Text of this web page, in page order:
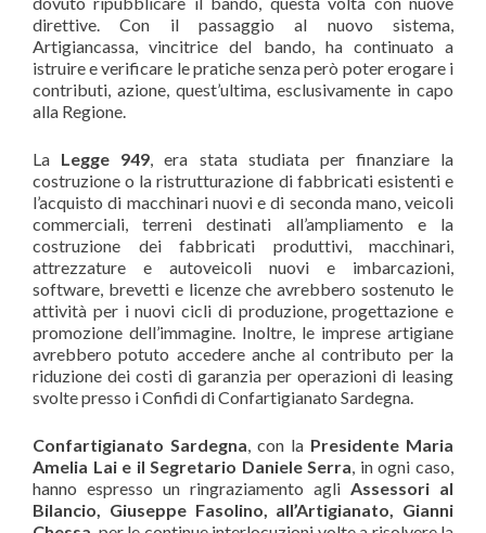
direttive. Con il passaggio al nuovo sistema,
Artigiancassa, vincitrice del bando, ha continuato a
istruire e verificare le pratiche senza però poter erogare i
contributi, azione, quest’ultima, esclusivamente in capo
alla Regione.
La Legge 949, era stata studiata per finanziare la
costruzione o la ristrutturazione di fabbricati esistenti e
l’acquisto di macchinari nuovi e di seconda mano, veicoli
commerciali, terreni destinati all’ampliamento e la
costruzione dei fabbricati produttivi, macchinari,
attrezzature e autoveicoli nuovi e imbarcazioni,
software, brevetti e licenze che avrebbero sostenuto le
attività per i nuovi cicli di produzione, progettazione e
promozione dell’immagine. Inoltre, le imprese artigiane
avrebbero potuto accedere anche al contributo per la
riduzione dei costi di garanzia per operazioni di leasing
svolte presso i Confidi di Confartigianato Sardegna.
Confartigianato Sardegna, con la Presidente Maria
Amelia Lai e il Segretario Daniele Serra, in ogni caso,
hanno espresso un ringraziamento agli Assessori al
Bilancio, Giuseppe Fasolino, all’Artigianato, Gianni